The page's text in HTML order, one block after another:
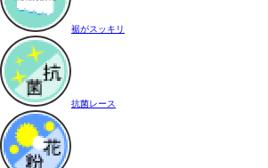
裾がスッキリ
抗菌レース